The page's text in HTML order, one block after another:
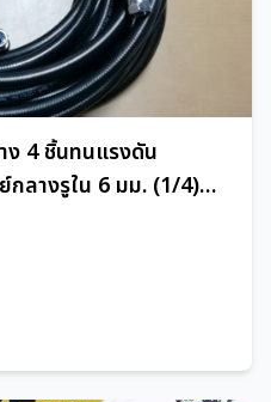
ง 4 ชิ้นทนแรงดัน
ลางรูใน 6 มม. (1/4)
9 ม